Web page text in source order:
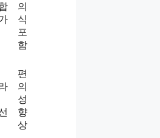
의
식
포
함
편
의
성
향
상